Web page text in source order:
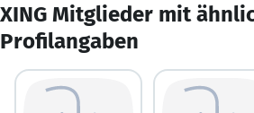
XING Mitglieder mit
Profilangaben